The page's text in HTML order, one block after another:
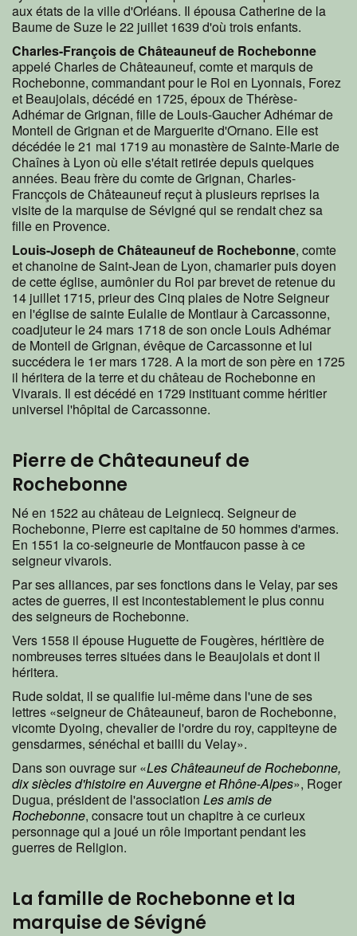
aux états de la ville d'Orléans. Il épousa Catherine de la
Baume de Suze le 22 juillet 1639 d'où trois enfants.
Charles-François de Châteauneuf de Rochebonne
appelé Charles de Châteauneuf, comte et marquis de
Rochebonne, commandant pour le Roi en Lyonnais, Forez
et Beaujolais, décédé en 1725, époux de Thérèse-
Adhémar de Grignan, fille de Louis-Gaucher Adhémar de
Monteil de Grignan et de Marguerite d'Ornano. Elle est
décédée le 21 mai 1719 au monastère de Sainte-Marie de
Chaînes à Lyon où elle s'était retirée depuis quelques
années. Beau frère du comte de Grignan, Charles-
Francçois de Châteauneuf reçut à plusieurs reprises la
visite de la marquise de Sévigné qui se rendait chez sa
fille en Provence.
Louis-Joseph de Châteauneuf de Rochebonne, comte
et chanoine de Saint-Jean de Lyon, chamarier puis doyen
de cette église, aumônier du Roi par brevet de retenue du
14 juillet 1715, prieur des Cinq plaies de Notre Seigneur
en l'église de sainte Eulalie de Montlaur à Carcassonne,
coadjuteur le 24 mars 1718 de son oncle Louis Adhémar
de Monteil de Grignan, évêque de Carcassonne et lui
succédera le 1er mars 1728. A la mort de son père en 1725
il héritera de la terre et du château de Rochebonne en
Vivarais. Il est décédé en 1729 instituant comme héritier
universel l'hôpital de Carcassonne.
Pierre de Châteauneuf de
Rochebonne
Né en 1522 au château de Leigniecq. Seigneur de
Rochebonne, Pierre est capitaine de 50 hommes d'armes.
En 1551 la co-seigneurie de Montfaucon passe à ce
seigneur vivarois.
Par ses alliances, par ses fonctions dans le Velay, par ses
actes de guerres, il est incontestablement le plus connu
des seigneurs de Rochebonne.
Vers 1558 il épouse Huguette de Fougères, héritière de
nombreuses terres situées dans le Beaujolais et dont il
héritera.
Rude soldat, il se qualifie lui-même dans l'une de ses
lettres «seigneur de Châteauneuf, baron de Rochebonne,
vicomte Dyoing, chevalier de l'ordre du roy, cappiteyne de
gensdarmes, sénéchal et bailli du Velay».
Dans son ouvrage sur «Les Châteauneuf de Rochebonne,
dix siècles d'histoire en Auvergne et Rhône-Alpes», Roger
Dugua, président de l'association Les amis de
Rochebonne, consacre tout un chapitre à ce curieux
personnage qui a joué un rôle important pendant les
guerres de Religion.
La famille de Rochebonne et la
marquise de Sévigné